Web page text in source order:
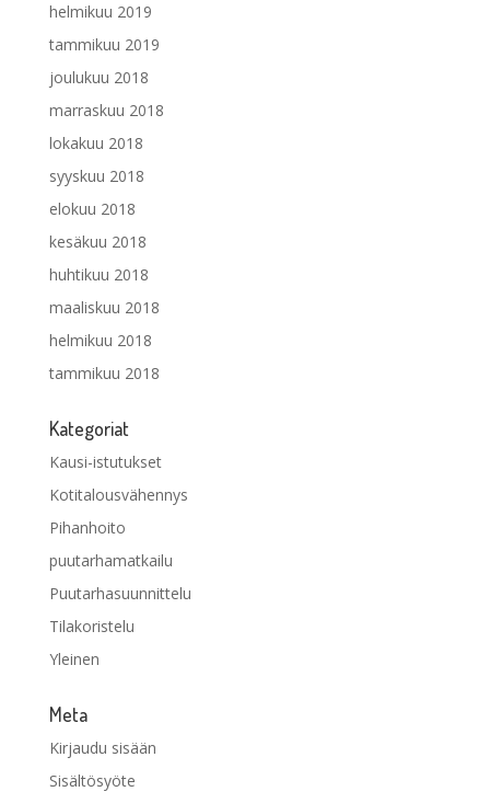
helmikuu 2019
tammikuu 2019
joulukuu 2018
marraskuu 2018
lokakuu 2018
syyskuu 2018
elokuu 2018
kesäkuu 2018
huhtikuu 2018
maaliskuu 2018
helmikuu 2018
tammikuu 2018
Kategoriat
Kausi-istutukset
Kotitalousvähennys
Pihanhoito
puutarhamatkailu
Puutarhasuunnittelu
Tilakoristelu
Yleinen
Meta
Kirjaudu sisään
Sisältösyöte